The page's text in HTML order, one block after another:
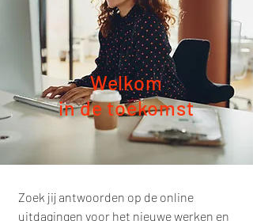
Welkom
in de toekomst
Zoek jij antwoorden op de online
uitdagingen voor het nieuwe werken en